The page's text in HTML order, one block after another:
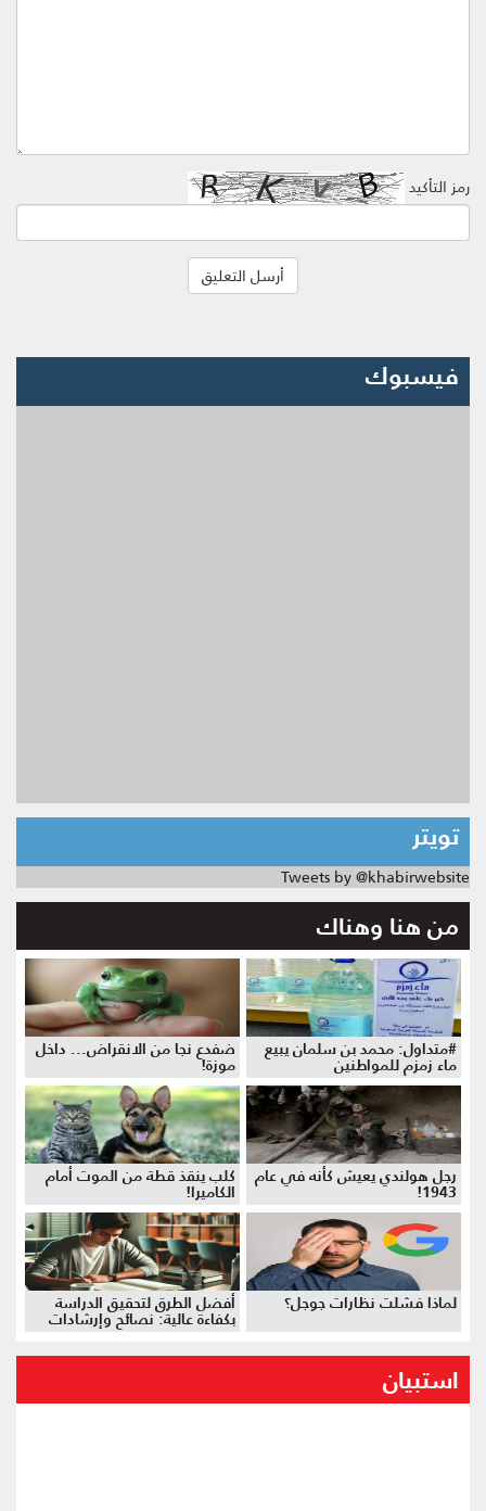
رمز التأكيد
فيسبوك
تويتر
Tweets by @khabirwebsite
من هنا وهناك
#متداول: محمد بن سلمان يبيع
ماء زمزم للمواطنين
ضفدع نجا من الانقراض... داخل
موزة!
رجل هولندي يعيش كأنه في عام
1943!
كلب ينقذ قطة من الموت أمام
الكاميرا!
لماذا فشلت نظارات جوجل؟ أفضل الطرق لتحقيق الدراسة
بكفاءة عالية: نصائح وإرشادات
استبيان